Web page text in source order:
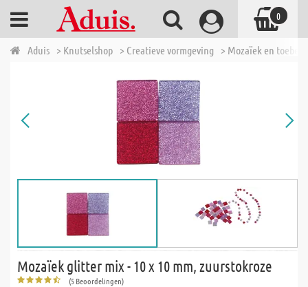
Aduis > Knutselshop > Creatieve vormgeving > Mozaïek en
Mozaïek glitter mix - 10 x 10 mm, zuurstokroze
(5 Beoordelingen)
0